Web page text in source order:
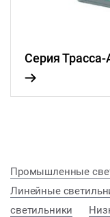
Серия Трасса-
Промышленные
Линейные
светильники